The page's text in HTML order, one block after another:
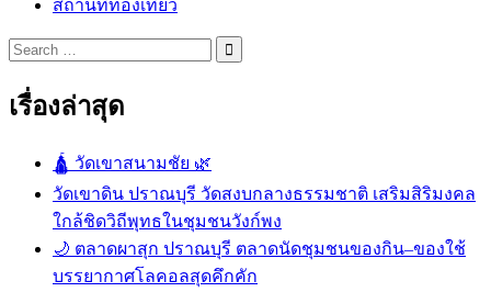
สถานที่ีท่องเที่ยว
เรื่องล่าสุด
🛕 วัดเขาสนามชัย 🌿
วัดเขาดิน ปราณบุรี วัดสงบกลางธรรมชาติ เสริมสิริมงคล
ใกล้ชิดวิถีพุทธในชุมชนวังก์พง
🌙 ตลาดผาสุก ปราณบุรี ตลาดนัดชุมชนของกิน–ของใช้
บรรยากาศโลคอลสุดคึกคัก